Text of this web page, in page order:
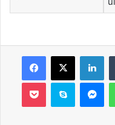
Facebook
X
Pocket Skype